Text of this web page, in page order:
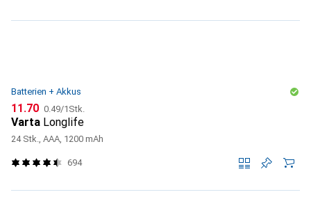
Batterien + Akkus
CHF
11.70 CHF
0.49/1Stk.
Varta Longlife
24 Stk., AAA, 1200 mAh
694